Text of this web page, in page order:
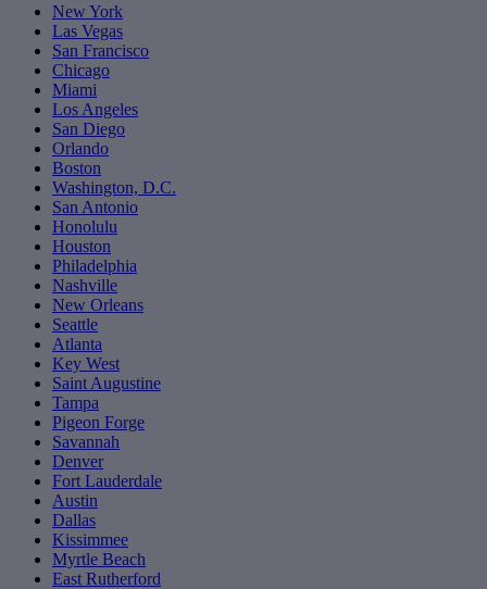
New York
Las Vegas
San Francisco
Chicago
Miami
Los Angeles
San Diego
Orlando
Boston
Washington, D.C.
San Antonio
Honolulu
Houston
Philadelphia
Nashville
New Orleans
Seattle
Atlanta
Key West
Saint Augustine
Tampa
Pigeon Forge
Savannah
Denver
Fort Lauderdale
Austin
Dallas
Kissimmee
Myrtle Beach
East Rutherford